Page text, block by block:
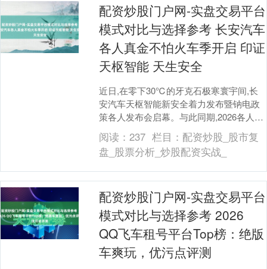
配资炒股门户网-实盘交易平台
模式对比与选择参考 长安汽车
各人真金不怕火车季开启 印证
天枢智能 天生安全
近日,在零下30℃的牙克石极寒寰宇间,长
安汽车天枢智能新安全着力发布暨钠电政
策各人发布会启幕。与此同期,2026各人真
金不怕火车季硬核开真金不怕火,阿维塔、
深蓝....
阅读：237 栏目： 配资炒股_股市复
盘_股票分析_炒股配资实战_
配资炒股门户网-实盘交易平台
模式对比与选择参考 2026
QQ飞车租号平台Top榜：绝版
车爽玩，优污点评测